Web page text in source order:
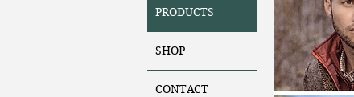
PRODUCTS
SHOP
CONTACT